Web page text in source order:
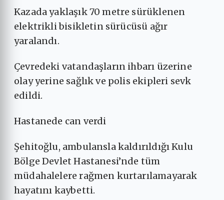
Kazada yaklaşık 70 metre sürüklenen
elektrikli bisikletin sürücüsü ağır
yaralandı.
Çevredeki vatandaşların ihbarı üzerine
olay yerine sağlık ve polis ekipleri sevk
edildi.
Hastanede can verdi
Şehitoğlu, ambulansla kaldırıldığı Kulu
Bölge Devlet Hastanesi’nde tüm
müdahalelere rağmen kurtarılamayarak
hayatını kaybetti.